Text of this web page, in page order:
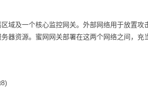
域及一个核心监控网关。外部网络用于放置
器资源。蜜网网关部署在这两个网络之间，充